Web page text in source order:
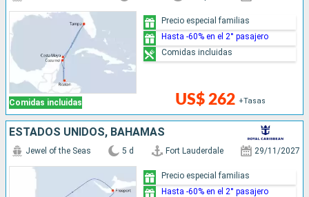
Comidas incluidas US$ 262 +Tasas
Precio especial familias
Hasta -60% en el 2° pasajero
Comidas incluidas
ESTADOS UNIDOS, BAHAMAS
Jewel of the Seas 5 d Fort Lauderdale 29/11/2027
Precio especial familias
Hasta -60% en el 2° pasajero